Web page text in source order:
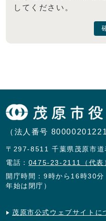
してください。
（法人番号
〒297-8511 千葉県茂原市道
電話： 0475-23-2111（代表
開庁時間：9時から16時30
年始は閉庁）
茂原市公式ウェブサイトに